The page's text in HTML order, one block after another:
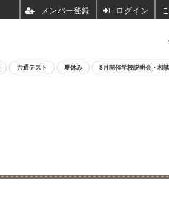
共通テスト 夏休み 8月開催学校説明会・相
ログイン